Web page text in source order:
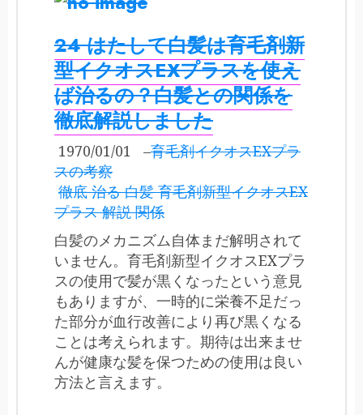
24 はたして白髪は育毛剤新
型イクオスEXプラスを使え
ば治るの？白髪との関係を
徹底解説しました
1970/01/01 –育毛剤イクオスEXプラ
スの考察
徹底 治る 白髪 育毛剤新型イクオスEX
プラス 解説 関係
白髪のメカニズム自体まだ解明されて
いません。育毛剤新型イクオスEXプラ
スの使用で髪が黒くなったという意見
もありますが、一時的に栄養不足だっ
た部分が血行改善により再び黒くなる
ことは考えられます。期待は出来ませ
んが健康な髪を保つための使用は良い
方法と言えます。